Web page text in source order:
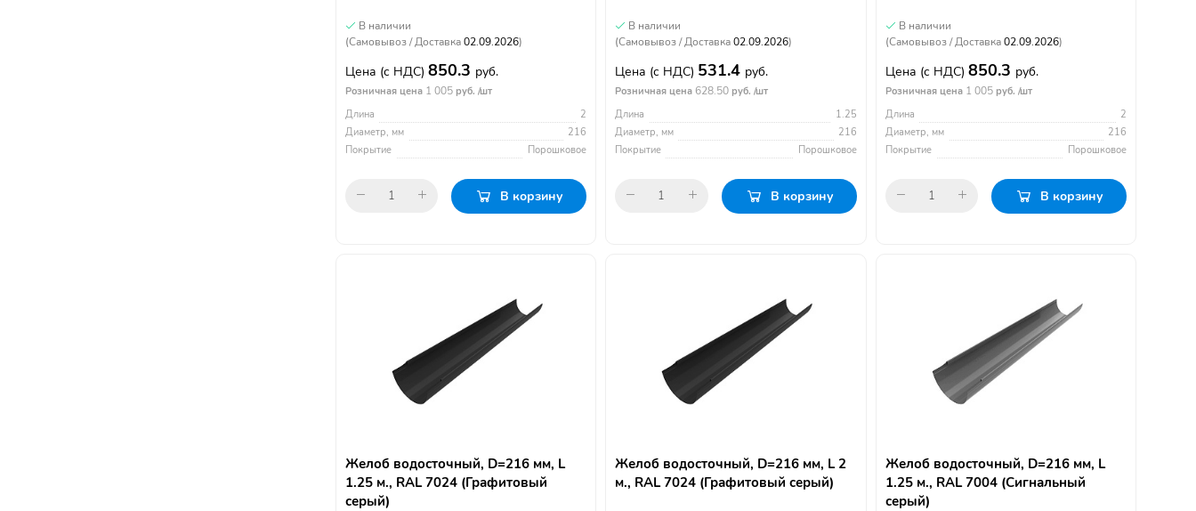
В наличии
(Самовывоз / Доставка02.09.2026)
Цена (с НДС) 850.3 руб.
Розничная цена 1 005 руб. /шт
Длина
2
Диаметр, мм
216
Покрытие
Порошковое
В корзину
В наличии
(Самовывоз / Доставка02.09.2026)
Цена (с НДС) 531.4 руб.
Розничная цена 628.50 руб. /шт
Длина
1.25
Диаметр, мм
216
Покрытие
Порошковое
В корзину
В наличии
(Самовывоз / Доставка02.09.2026)
Цена (с НДС) 850.3 руб.
Розничная цена 1 005руб. /шт
Длина
2
Диаметр, мм
216
Покрытие
Порошковое
В корзину
Желоб водосточный, D=216 мм, L
1.25 м., RAL 7024 (Графитовый
серый)
Желоб водосточный, D=216 мм, L 2
м., RAL 7024 (Графитовый серый)
Желоб водосточный, D=216 мм, L
1.25 м., RAL 7004 (Сигнальный
серый)